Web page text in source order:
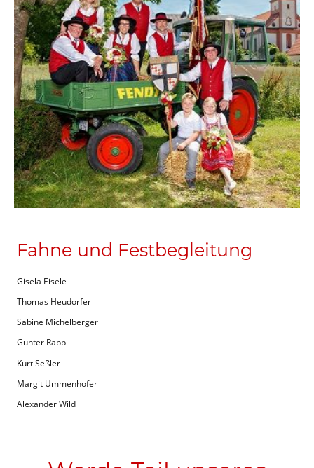
Fahne und Festbegleitung
Gisela Eisele
Thomas Heudorfer
Sabine Michelberger
Günter Rapp
Kurt Seßler
Margit Ummenhofer
Alexander Wild